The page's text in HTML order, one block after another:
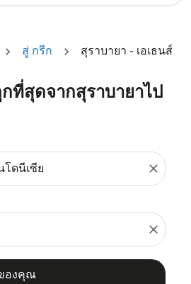
สู่ กรีก สุราบายา - เอเธนส์
ที่สุดจากสุราบายาไป
close
close
องคุณ
งคุณ (ต้นทางและ/หรือปลายทาง) หรื